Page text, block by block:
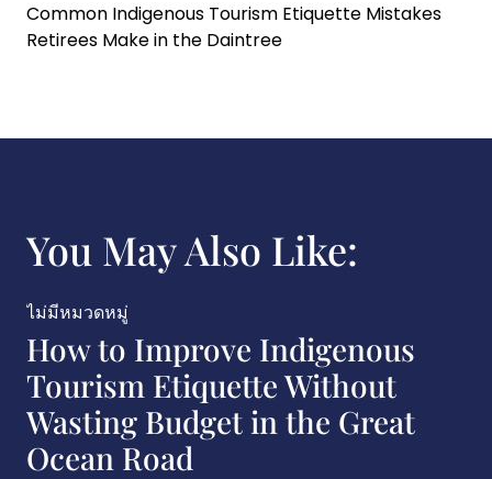
Common Indigenous Tourism Etiquette Mistakes
Retirees Make in the Daintree
You May Also Like:
ไม่มีหมวดหมู่
A Local Approach to
Indigenous Tourism Etiquette
for Tourism Operators in the
Blue Mountains